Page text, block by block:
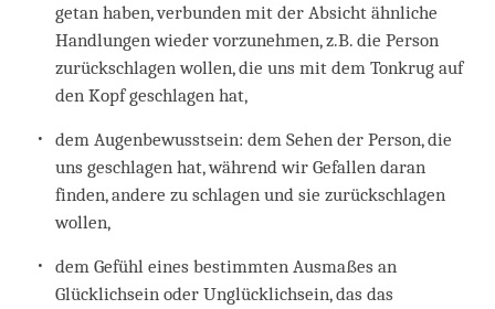
getan haben, verbunden mit der Absicht ähnliche
Handlungen wieder vorzunehmen, z.B. die Person
zurückschlagen wollen, die uns mit dem Tonkrug auf
den Kopf geschlagen hat,
dem Augenbewusstsein: dem Sehen der Person, die
uns geschlagen hat, während wir Gefallen daran
finden, andere zu schlagen und sie zurückschlagen
wollen,
dem Gefühl eines bestimmten Ausmaßes an
Glücklichsein oder Unglücklichsein, das das